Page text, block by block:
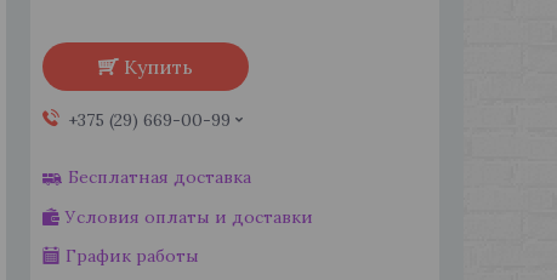
Купить
+375 (29) 669-00-99
Бесплатная доставка
Условия оплаты и доставки
График работы